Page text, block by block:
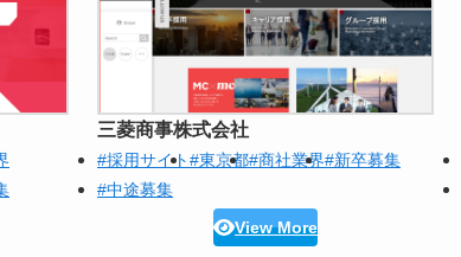
三菱商事株式会社
#採用サイト#東京都#商社業界#新卒募集
#中途募集
View More